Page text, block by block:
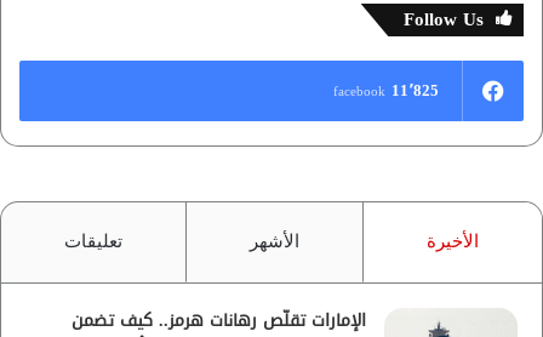
Follow Us
11٬825 facebook
الأخيرة الأشهر تعليقات
الإمارات تقلّص رهانات هرمز.. كيف تضمن